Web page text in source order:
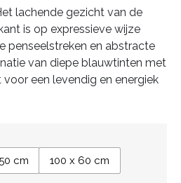
lachende gezicht van de
is op expressieve wijze
penseelstreken en abstracte
van diepe blauwtinten met
een levendig en energiek
cm
100 x 60 cm